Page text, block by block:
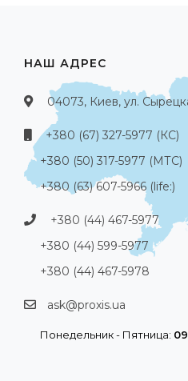
НАШ АДРЕС
04073, Киев, ул.
+380 (67) 327-5977 (КС)
+380 (50) 317-5977 (МТС)
+380 (63) 607-5966 (life:)
+380 (44) 467-5977
+380 (44) 599-5977
+380 (44) 467-5978
ask@proxis.ua
Понедельник - Пятница: